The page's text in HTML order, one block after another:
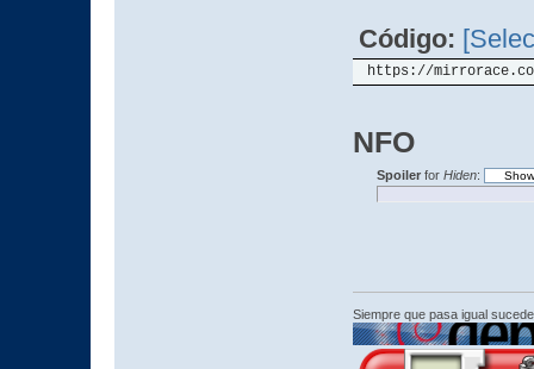
Código:
https://
NFO
Spoilerfor Hiden:
Siempre que pasa igual